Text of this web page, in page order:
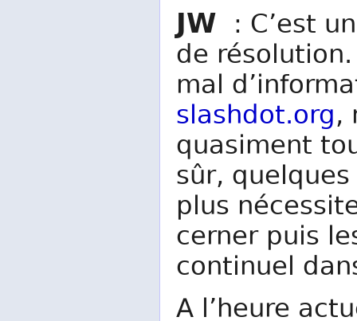
JW : C’est
de
mal
slashdot.org,
quasiment
sûr,
plus
cerner puis
continuel
A l’heure